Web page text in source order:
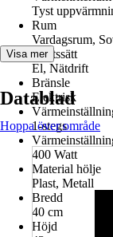
Tyst
Rum
Vardagsrum,
Driftssätt
El, Nätdrift
Bränsle
Elektrisk
1-stegs
400 Watt
Material hölje
Plast, Metall
Bredd
40 cm
Höjd
Visa mer
Datablad
Hoppa över område